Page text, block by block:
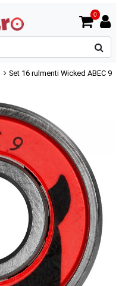
0
Set 16 rulmenti Wicked ABEC 9